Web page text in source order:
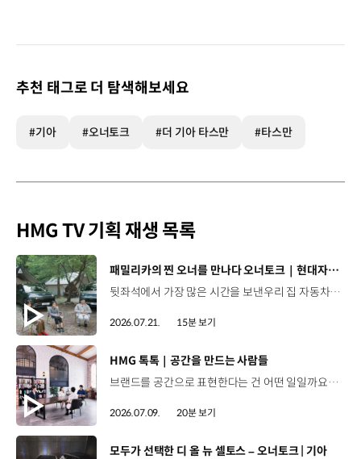
추천 태그로 더 탐색해보세요
#기아 #오너토크 #더 기아 타스만 #타스만
HMG TV 기획 재생 목록
[동영상]
패밀리카의 찐 오너를 만나다 오너토크｜현대자동차
뒷좌석에서 가장 많은 시간을 보낸우리 집 자동차의 찐 오너들!🚗 차에 담긴 추억부터 미래에 꿈꾸는 드림카까지 현대차 Kids의 솔직한 토크를 확인해 보세요. 00:47 패밀리카의 찐 오너, 현대차 Kids 프로필00:56 우리 가족 차가 제일 예쁘다?04:21 차 안에서 우리 가족은?06:26 패밀리카로서의 장점10:04 아이들의 눈으로 본 현대차는 어떤 이미지일까?10:55 추억을 선물한 현대차12:02 나의 드림카13:46 오너토크를 함께한 소감은? #현대자동차 #오너토크 #패밀리카 #현대차Kids #아이오닉9 #싼타페하이브리드 #아이오닉5N #아이오닉6N #N페스티벌 #가족여행 #미래세대 #드림카
2026.07.21. 15분 보기
[동영상]
HMG 톡톡｜공간을 만드는 사람들
브랜드를 공간으로 표현한다는 건 어떤 일일까요? 양재 사옥 로비부터 기아 브랜드관, 제네시스 라운지까지.현대자동차그룹의 공간 브랜딩 담당자들이 들려주는생생한 비하인드 스토리를 HMG 톡톡에서 만나보세요. 00:00 HMG 톡톡 인트로00:33 브랜드 공간 개발 담당자를 소개01:47 공간 브랜딩의 A to Z03:09 현대차그룹 양재사옥 로비 리노베이션 스토리04:58 기아를 체험하는 곳, '오토랜드 브랜드관' 스토리06:20 제네시스의 특별한 공간, '제네시스 라운지' 스토리08:00 공간 브랜딩 담당자들의 업무 에피소드11:17 공간 브랜딩을 위한 파격적인(?) 아이디어 창출법12:44 공간 브랜딩 담당자들의 특이한 직업병?14:20 공간 브랜딩 담당자들의 특별한 아이템 스토리17:55 공간에 진심인 사람들이 그리는 미래 #HMG톡톡 #공간 #현대자동차 #기아 #제네시스 #PV5 #양재사옥 #브랜드공간 #디자인 #공간디자인 #공간브랜딩 #아이디어 #오토랜드브랜드관
2026.07.09. 20분 보기
[동영상]
모두가 선택한 디 올 뉴 셀토스 – 오너토크 | 기아